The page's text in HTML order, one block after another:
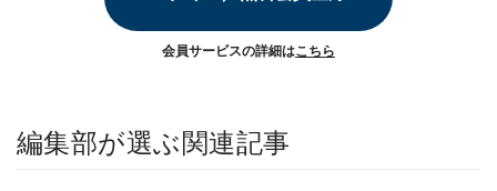
会員サービスの詳細はこちら
編集部が選ぶ関連記事